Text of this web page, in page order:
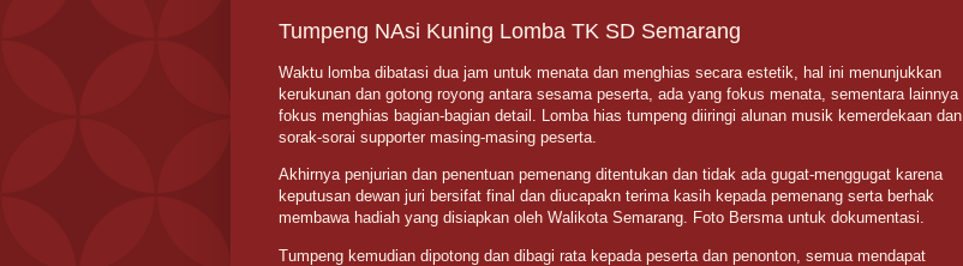
Tumpeng NAsi Kuning Lomba TK SD Semarang
Waktu lomba dibatasi dua jam untuk menata dan menghias secara estetik, hal ini menunjukkan
kerukunan dan gotong royong antara sesama peserta, ada yang fokus menata, sementara lainnya
fokus menghias bagian-bagian detail. Lomba hias tumpeng diiringi alunan musik kemerdekaan dan
sorak-sorai supporter masing-masing peserta.
Akhirnya penjurian dan penentuan pemenang ditentukan dan tidak ada gugat-menggugat karena
keputusan dewan juri bersifat final dan diucapakn terima kasih kepada pemenang serta berhak
membawa hadiah yang disiapkan oleh Walikota Semarang. Foto Bersma untuk dokumentasi.
Tumpeng kemudian dipotong dan dibagi rata kepada peserta dan penonton, semua mendapat